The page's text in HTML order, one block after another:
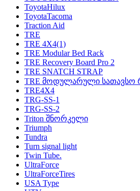
ToyotaHilux
ToyotaTacoma
Traction Aid
TRE
TRE 4X4(1)
TRE Modular Bed Rack
TRE Recovery Board Pro 2
TRE SNATCH STRAP
TRE მოდულარული სათავსო
TRE4X4
TRG-SS-1
TRG-SS-2
Triton შნორკელი
Triumph
Tundra
Turn signal light
Twin Tube.
UltraForce
UltraForceTires
USA Type